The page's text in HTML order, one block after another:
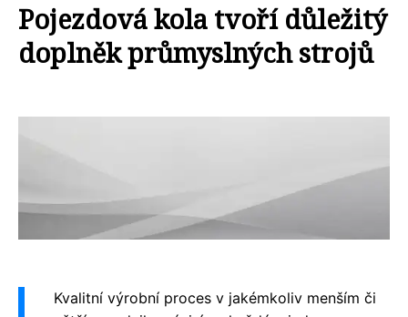
Pojezdová kola tvoří důležitý
doplněk průmyslných strojů
Kvalitní výrobní proces v jakémkoliv menším či